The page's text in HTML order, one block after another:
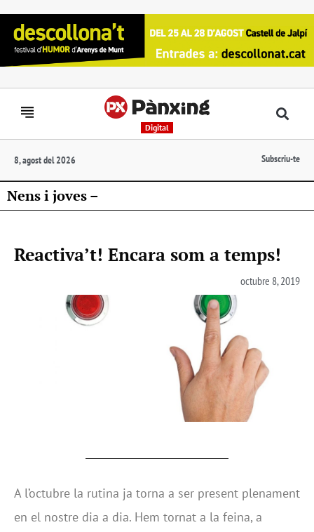
Digital
8, agost del 2026 Subscriu-te
Nens i joves –
Reactiva’t! Encara som a temps!
octubre 8, 2019
A l’octubre la rutina ja torna a ser present plenament
en el nostre dia a dia. Hem tornat a la feina, a